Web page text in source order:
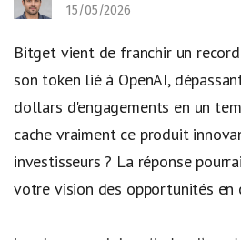
15/05/2026
Bitget vient de franchir un
son token lié à OpenAI,
dollars d'engagements en un
cache vraiment ce produit
investisseurs ? La réponse
votre vision des opportunités en